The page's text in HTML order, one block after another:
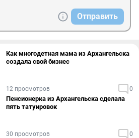
Отправить
Как многодетная мама из Архангельска
создала свой бизнес
12 просмотров 0
Пенсионерка из Архангельска сделала
пять татуировок
30 просмотров 0